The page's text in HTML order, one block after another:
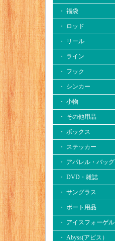
・ 福袋
・ ロッド
・ リール
・ ライン
・ フック
・ シンカー
・ 小物
・ その他用品
・ ボックス
・ ステッカー
・ アパレル・バッグ
・ DVD・雑誌
・ サングラス
・ ボート用品
・ アイスフォーゲル
・ Abyss(アビス）